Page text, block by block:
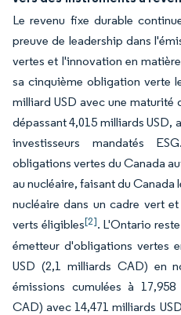
Le revenu fixe durable
preuve de leadership dans
vertes et l'innovation en
sa cinquième obligation verte
milliard USD avec une maturité
dépassant 4,015 milliards USD,
investisseurs mandatés
obligations vertes du Canada
au nucléaire, faisant du Canada
nucléaire dans un cadre vert
verts éligibles[2]. L'Ontario
émetteur d'obligations vertes
USD (2,1 milliards CAD) en
émissions cumulées à
CAD) avec 14,471 milliards